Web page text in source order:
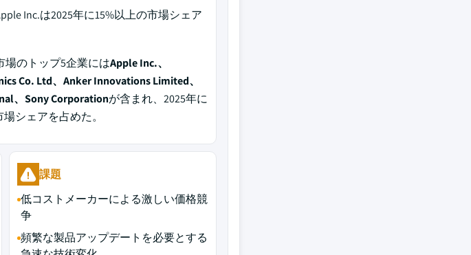
Inc.は2025年に15%以上の市場シェア
場のトップ5企業にはApple Inc.、
Co. Ltd、Anker Innovations Limited、
、Sony Corporationが含まれ、2025年に
場シェアを占めた。
課題
低コストメーカーによる激しい価格競
争
頻繁な製品アップデートを必要とする